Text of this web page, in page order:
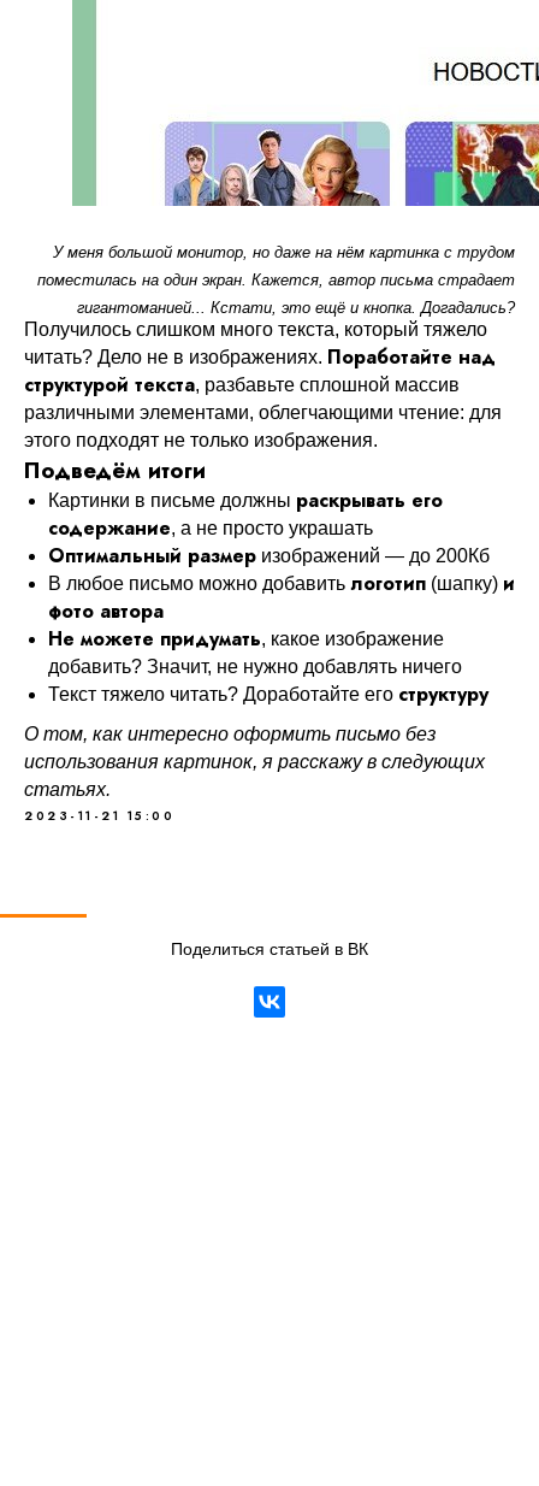
У меня большой монитор, но даже на нём картинка с трудом
поместилась на один экран. Кажется, автор письма страдает
гигантоманией... Кстати, это ещё и кнопка. Догадались?
Получилось слишком много текста, который тяжело
читать? Дело не в изображениях. Поработайте над
структурой текста, разбавьте сплошной массив
различными элементами, облегчающими чтение: для
этого подходят не только изображения.
Подведём итоги
Картинки в письме должны раскрывать его
содержание, а не просто украшать
Оптимальный размер изображений — до 200Кб
В любое письмо можно добавить логотип (шапку) и
фото автора
Не можете придумать, какое изображение
добавить? Значит, не нужно добавлять ничего
Текст тяжело читать? Доработайте его структуру
О том, как интересно оформить письмо без
использования картинок, я расскажу в следующих
статьях.
2023-11-21 15:00
Поделиться статьей в ВК